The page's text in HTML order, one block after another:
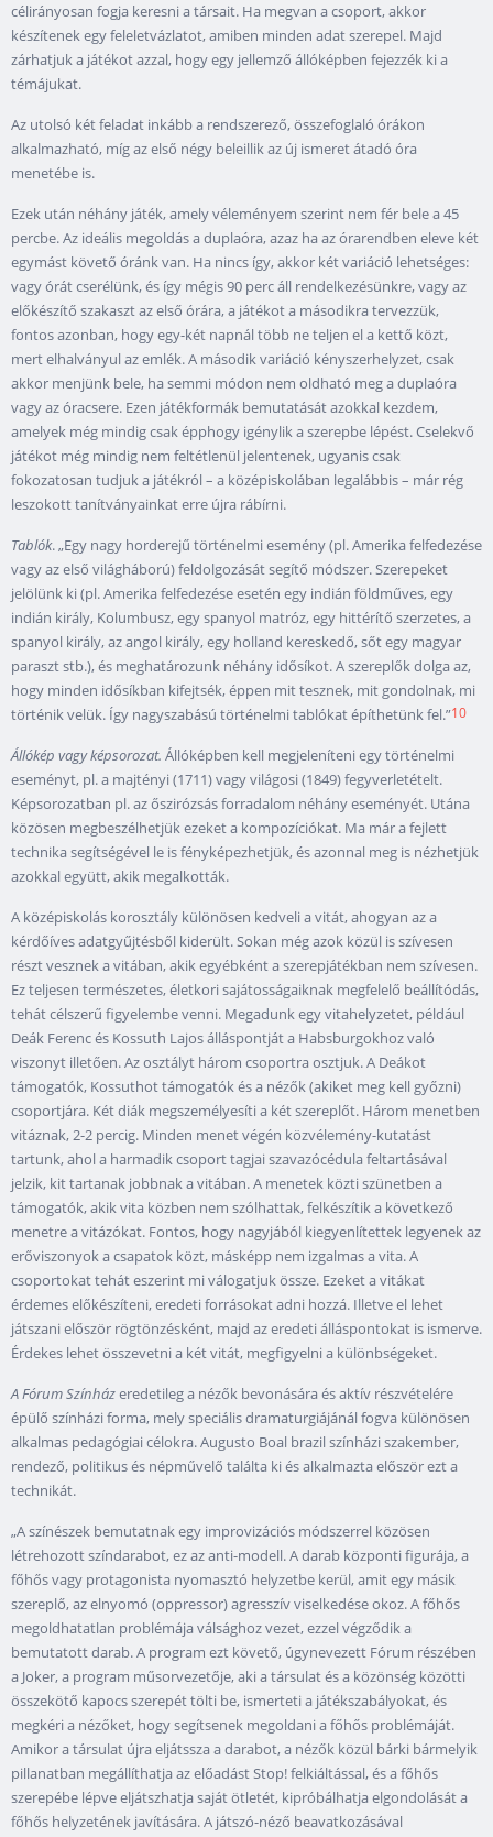
célirányosan fogja keresni a társait. Ha megvan a csoport, akkor
készítenek egy feleletvázlatot, amiben minden adat szerepel. Majd
zárhatjuk a játékot azzal, hogy egy jellemző állóképben fejezzék ki a
témájukat.
Az utolsó két feladat inkább a rendszerező, összefoglaló órákon
alkalmazható, míg az első négy beleillik az új ismeret átadó óra
menetébe is.
Ezek után néhány játék, amely véleményem szerint nem fér bele a 45
percbe. Az ideális megoldás a duplaóra, azaz ha az órarendben eleve két
egymást követő óránk van. Ha nincs így, akkor két variáció lehetséges:
vagy órát cserélünk, és így mégis 90 perc áll rendelkezésünkre, vagy az
előkészítő szakaszt az első órára, a játékot a másodikra tervezzük,
fontos azonban, hogy egy-két napnál több ne teljen el a kettő közt,
mert elhalványul az emlék. A második variáció kényszerhelyzet, csak
akkor menjünk bele, ha semmi módon nem oldható meg a duplaóra
vagy az óracsere. Ezen játékformák bemutatását azokkal kezdem,
amelyek még mindig csak épphogy igénylik a szerepbe lépést. Cselekvő
játékot még mindig nem feltétlenül jelentenek, ugyanis csak
fokozatosan tudjuk a játékról – a középiskolában legalábbis – már rég
leszokott tanítványainkat erre újra rábírni.
Tablók. „Egy nagy horderejű történelmi esemény (pl. Amerika felfedezése
vagy az első világháború) feldolgozását segítő módszer. Szerepeket
jelölünk ki (pl. Amerika felfedezése esetén egy indián földműves, egy
indián király, Kolumbusz, egy spanyol matróz, egy hittérítő szerzetes, a
spanyol király, az angol király, egy holland kereskedő, sőt egy magyar
paraszt stb.), és meghatározunk néhány idősíkot. A szereplők dolga az,
hogy minden idősíkban kifejtsék, éppen mit tesznek, mit gondolnak, mi
történik velük. Így nagyszabású történelmi tablókat építhetünk fel.”10
Állókép vagy képsorozat. Állóképben kell megjeleníteni egy történelmi
eseményt, pl. a majtényi (1711) vagy világosi (1849) fegyverletételt.
Képsorozatban pl. az őszirózsás forradalom néhány eseményét. Utána
közösen megbeszélhetjük ezeket a kompozíciókat. Ma már a fejlett
technika segítségével le is fényképezhetjük, és azonnal meg is nézhetjük
azokkal együtt, akik megalkották.
A középiskolás korosztály különösen kedveli a vitát, ahogyan az a
kérdőíves adatgyűjtésből kiderült. Sokan még azok közül is szívesen
részt vesznek a vitában, akik egyébként a szerepjátékban nem szívesen.
Ez teljesen természetes, életkori sajátosságaiknak megfelelő beállítódás,
tehát célszerű figyelembe venni. Megadunk egy vitahelyzetet, például
Deák Ferenc és Kossuth Lajos álláspontját a Habsburgokhoz való
viszonyt illetően. Az osztályt három csoportra osztjuk. A Deákot
támogatók, Kossuthot támogatók és a nézők (akiket meg kell győzni)
csoportjára. Két diák megszemélyesíti a két szereplőt. Három menetben
vitáznak, 2-2 percig. Minden menet végén közvélemény-kutatást
tartunk, ahol a harmadik csoport tagjai szavazócédula feltartásával
jelzik, kit tartanak jobbnak a vitában. A menetek közti szünetben a
támogatók, akik vita közben nem szólhattak, felkészítik a következő
menetre a vitázókat. Fontos, hogy nagyjából kiegyenlítettek legyenek az
erőviszonyok a csapatok közt, másképp nem izgalmas a vita. A
csoportokat tehát eszerint mi válogatjuk össze. Ezeket a vitákat
érdemes előkészíteni, eredeti forrásokat adni hozzá. Illetve el lehet
játszani először rögtönzésként, majd az eredeti álláspontokat is ismerve.
Érdekes lehet összevetni a két vitát, megfigyelni a különbségeket.
A Fórum Színházeredetileg a nézők bevonására és aktív részvételére
épülő színházi forma, mely speciális dramaturgiájánál fogva különösen
alkalmas pedagógiai célokra. Augusto Boal brazil színházi szakember,
rendező, politikus és népművelő találta ki és alkalmazta először ezt a
technikát.
„A színészek bemutatnak egy improvizációs módszerrel közösen
létrehozott színdarabot, ez az anti-modell. A darab központi figurája, a
főhős vagy protagonista nyomasztó helyzetbe kerül, amit egy másik
szereplő, az elnyomó (oppressor) agresszív viselkedése okoz. A főhős
megoldhatatlan problémája válsághoz vezet, ezzel végződik a
bemutatott darab. A program ezt követő, úgynevezett Fórum részében
a Joker, a program műsorvezetője, aki a társulat és a közönség közötti
összekötő kapocs szerepét tölti be, ismerteti a játékszabályokat, és
megkéri a nézőket, hogy segítsenek megoldani a főhős problémáját.
Amikor a társulat újra eljátssza a darabot, a nézők közül bárki bármelyik
pillanatban megállíthatja az előadást Stop! felkiáltással, és a főhős
szerepébe lépve eljátszhatja saját ötletét, kipróbálhatja elgondolását a
főhős helyzetének javítására. A játszó-néző beavatkozásával